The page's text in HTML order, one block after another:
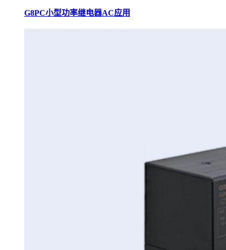
G8PC小型功率继电器AC应用